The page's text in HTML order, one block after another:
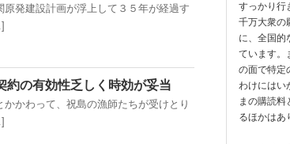
発建設計画が浮上して３５年が経過す
の有効性乏しく時効が妥当
かわって、祝島の漁師たちが受けとり
すっかり行
千万大衆の
に、全国的
ています。
の面で特定
わけにはい
まの購読料
るほかはあ